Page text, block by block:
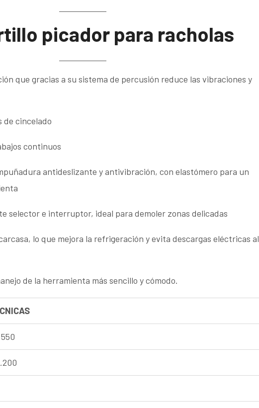
picador para racholas
que gracias a su sistema de percusión reduce las vibraciones y
de cincelado
continuos
antideslizante y antivibración, con elastómero para un
selector e interruptor, ideal para demoler zonas delicadas
lo que mejora la refrigeración y evita descargas eléctricas al
de la herramienta más sencillo y cómodo.